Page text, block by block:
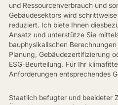
und Ressourcenverbrauch und
Gebäudesektors wird
reduziert. Ich biete Ihnen
Ansatz und unterstütze Sie
bauphysikalischen
Planung, Gebäudezertifizierung
ESG-Beurteilung. Für Ihr
Anforderungen entsprechendes
Staatlich befugter und beeideter